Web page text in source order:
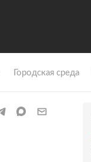
Городская среда